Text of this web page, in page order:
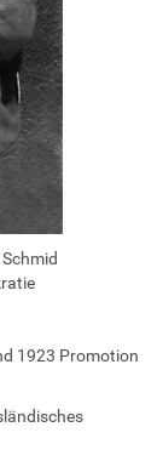
1923 Promotion